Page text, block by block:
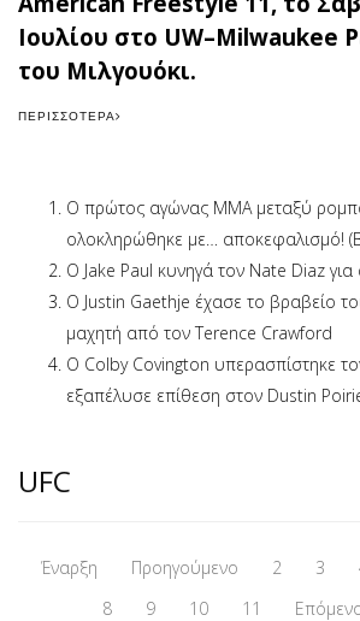
Ιουλίου στο UW–Milwaukee
του Μιλγουόκι.
ΠΕΡΙΣΣΌΤΕΡΑ
Ο πρώτος αγώνας MMA μεταξύ
ολοκληρώθηκε με… αποκεφαλισμό!
Ο Jake Paul κυνηγά τον Nate Diaz για
Ο Justin Gaethje έχασε το βραβείο
μαχητή από τον Terence Crawford
Ο Colby Covington υπερασπίστηκε
εξαπέλυσε επίθεση στον Dustin
UFC
Έναρξη Προηγούμενο 2 3
8
9 10 11